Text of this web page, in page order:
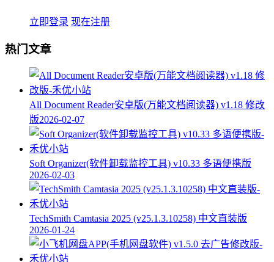
立即登录 现在注册
热门文章
All Document Reader安卓版(万能文档阅读器) v1.18 修改
版2026-02-07
Soft Organizer(软件卸载监控工具) v10.33 多语便携版
2026-02-03
TechSmith Camtasia 2025 (v25.1.3.10258) 中文直装版
2026-01-24